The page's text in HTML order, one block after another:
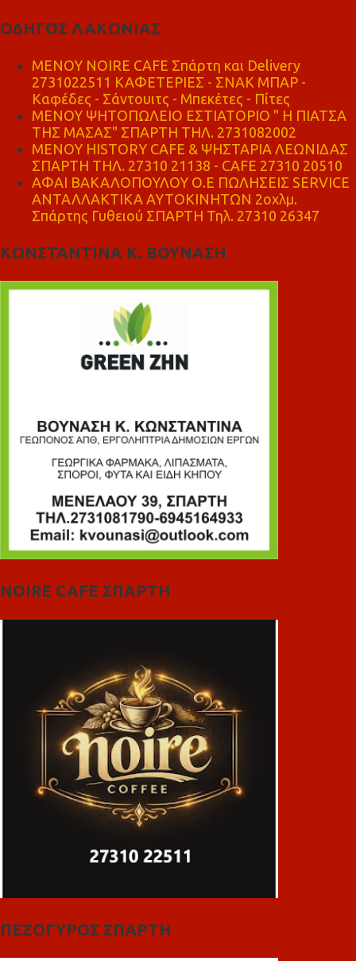
ΟΔΗΓΟΣ ΛΑΚΩΝΙΑΣ
MENOY NOIRE CAFE Σπάρτη και Delivery
2731022511 ΚΑΦΕΤΕΡΙΕΣ - ΣΝΑΚ ΜΠΑΡ -
Καφέδες - Σάντουιτς - Μπεκέτες - Πίτες
ΜΕΝΟΥ ΨΗΤΟΠΩΛΕΙΟ ΕΣΤΙΑΤΟΡΙΟ " Η ΠΙΑΤΣΑ
ΤΗΣ ΜΑΣΑΣ" ΣΠΑΡΤΗ ΤΗΛ. 2731082002
ΜΕΝΟΥ HISTORY CAFE & ΨΗΣΤΑΡΙΑ ΛΕΩΝΙΔΑΣ
ΣΠΑΡΤΗ ΤΗΛ. 27310 21138 - CAFE 27310 20510
ΑΦΑΙ ΒΑΚΑΛΟΠΟΥΛΟΥ Ο.Ε ΠΩΛΗΣΕΙΣ SERVICE
ΑΝΤΑΛΛΑΚΤΙΚΑ ΑΥΤΟΚΙΝΗΤΩΝ 2οχλμ.
Σπάρτης Γυθειού ΣΠΑΡΤΗ Τηλ. 27310 26347
ΚΩΝΣΤΑΝΤΙΝΑ Κ. ΒΟΥΝΑΣΗ
NOIRE CAFE ΣΠΑΡΤΗ
ΠΕΖΟΓΥΡΟΣ ΣΠΑΡΤΗ